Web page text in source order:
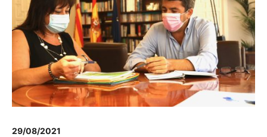
29/08/2021